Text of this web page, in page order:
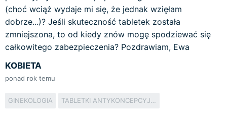
(choć wciąż wydaje mi się, że jednak wzięłam
dobrze...)? Jeśli skuteczność tabletek została
zmniejszona, to od kiedy znów mogę spodziewać się
całkowitego zabezpieczenia? Pozdrawiam, Ewa
KOBIETA
ponad rok temu
GINEKOLOGIA TABLETKI ANTYKONCEPCYJNE